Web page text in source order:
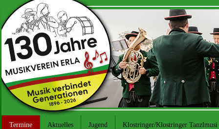
Termine Aktuelles Jugend Klostringer/Klostringer Tanzlmusi